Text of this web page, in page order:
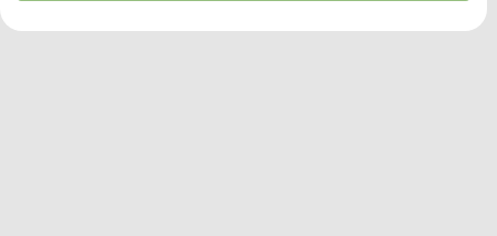
Website/App.